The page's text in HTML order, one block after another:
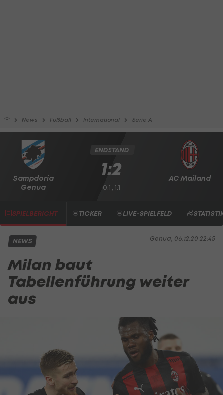
News Fußball International Serie A
Sampdoria
Genua
AC Mailand
ENDSTAND
1:2
0:1 , 1:1
SPIELBERICHT TICKER LIVE-SPIELFELD
Genua, 06.12.20 22:45
NEWS
Milan baut
Tabellenführung weiter
aus